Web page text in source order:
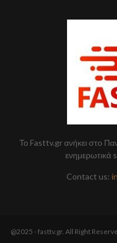
Το Fasttv.gr ανήκει στο
ενημερωτικά
Contact us:
@2025 - fasttv.gr. All Right